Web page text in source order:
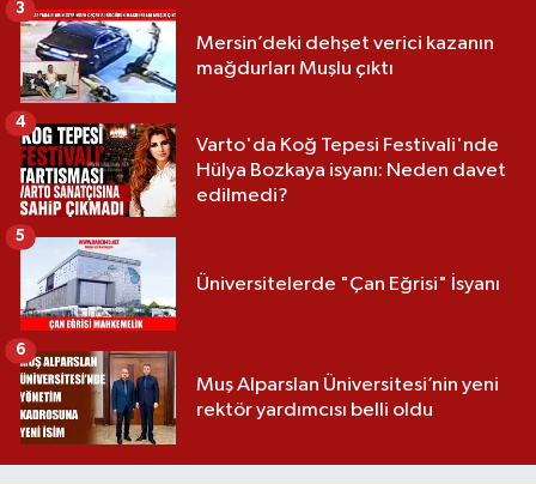
Mersin’deki dehşet verici kazanın
mağdurları Muşlu çıktı
3
Varto'da Koğ Tepesi Festivali'nde
Hülya Bozkaya isyanı: Neden davet
edilmedi?
4
Üniversitelerde "Çan Eğrisi" İsyanı
5
Muş Alparslan Üniversitesi’nin yeni
rektör yardımcısı belli oldu
6